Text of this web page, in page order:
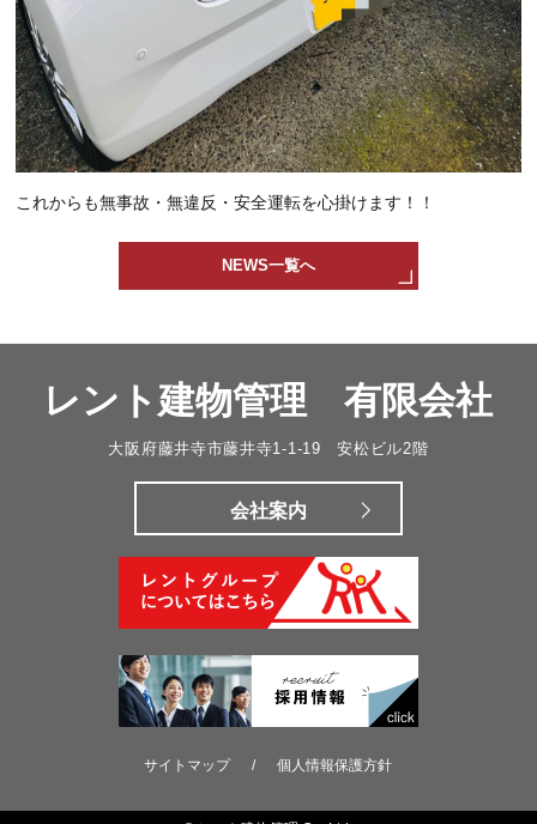
これからも無事故・無違反・安全運転を心掛けます！！
NEWS一覧へ
レント建物管理 有限会社
大阪府藤井寺市藤井寺1-1-19 安松ビル2階
会社案内
サイトマップ / 個人情報保護方針